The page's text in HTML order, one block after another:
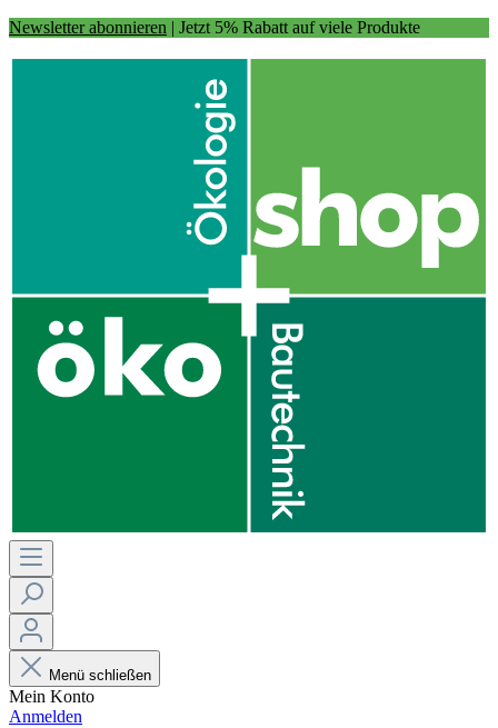
Newsletter abonnieren | Jetzt 5% Rabatt auf viele Produkte
Menü schließen
Mein Konto
Anmelden